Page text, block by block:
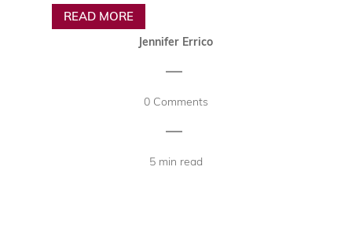
READ MORE
Jennifer Errico
|
0 Comments
|
5 min read